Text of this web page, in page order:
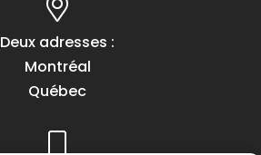
Deux adresses :
Montréal
Québec